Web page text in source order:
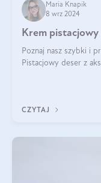
Maria Knapik
8 wrz 2024
Krem
Poznaj nasz szybki i
Pistacjowy deser z
CZYTAJ